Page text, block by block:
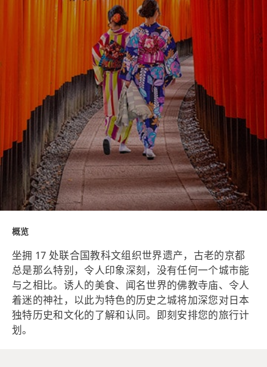
概览
坐拥 17 处联合国教科文组织世界遗产，古老的京都
总是那么特别，令人印象深刻，没有任何一个城市能
与之相比。诱人的美食、闻名世界的佛教寺庙、令人
着迷的神社，以此为特色的历史之城将加深您对日本
独特历史和文化的了解和认同。即刻安排您的旅行计
划。